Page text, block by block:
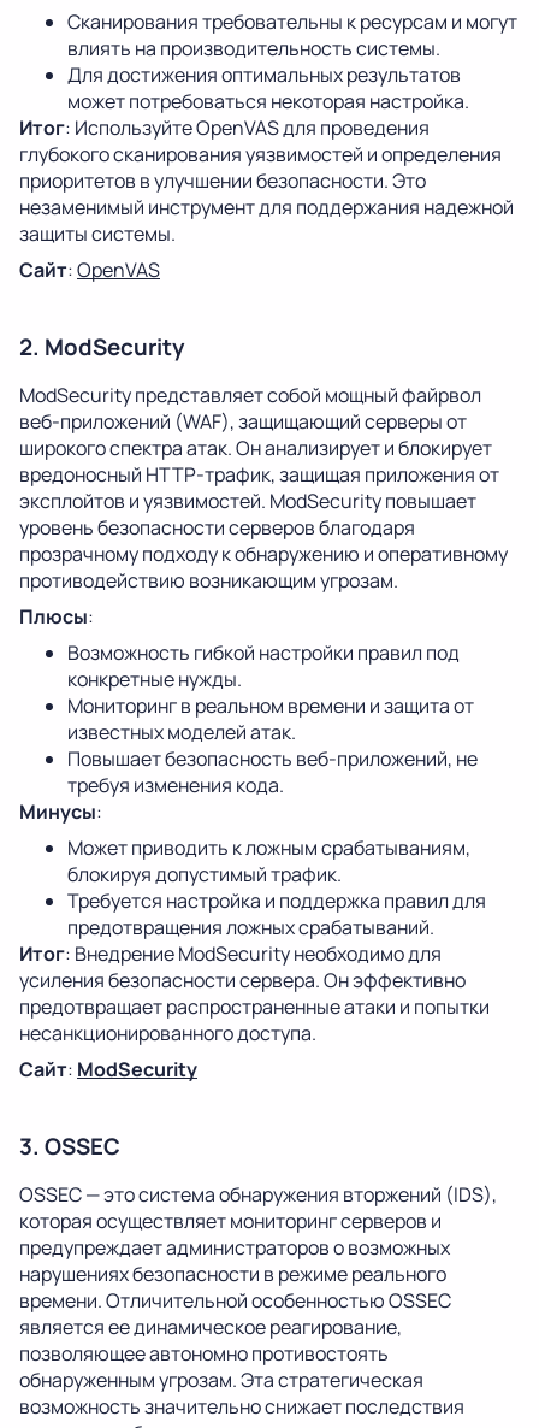
Сканирования требовательны к ресурсам и могут
влиять на производительность системы.
Для достижения оптимальных результатов
может потребоваться некоторая настройка.
Итог: Используйте OpenVAS для проведения
глубокого сканирования уязвимостей и определения
приоритетов в улучшении безопасности. Это
незаменимый инструмент для поддержания надежной
защиты системы.
Сайт:OpenVAS
2. ModSecurity
ModSecurity представляет собой мощный файрвол
веб-приложений (WAF), защищающий серверы от
широкого спектра атак. Он анализирует и блокирует
вредоносный HTTP-трафик, защищая приложения от
эксплойтов и уязвимостей. ModSecurity повышает
уровень безопасности серверов благодаря
прозрачному подходу к обнаружению и оперативному
противодействию возникающим угрозам.
Плюсы:
Возможность гибкой настройки правил под
конкретные нужды.
Мониторинг в реальном времени и защита от
известных моделей атак.
Повышает безопасность веб-приложений, не
требуя изменения кода.
Минусы:
Может приводить к ложным срабатываниям,
блокируя допустимый трафик.
Требуется настройка и поддержка правил для
предотвращения ложных срабатываний.
Итог: Внедрение ModSecurity необходимо для
усиления безопасности сервера. Он эффективно
предотвращает распространенные атаки и попытки
несанкционированного доступа.
Сайт: ModSecurity
3. OSSEC
OSSEC — это система обнаружения вторжений (IDS),
которая осуществляет мониторинг серверов и
предупреждает администраторов о возможных
нарушениях безопасности в режиме реального
времени. Отличительной особенностью OSSEC
является ее динамическое реагирование,
позволяющее автономно противостоять
обнаруженным угрозам. Эта стратегическая
возможность значительно снижает последствия